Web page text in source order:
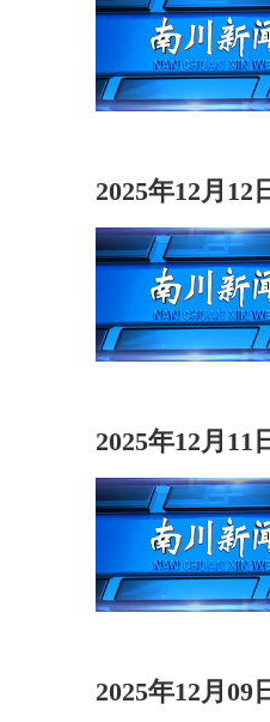
2025年12月12
2025年12月11
2025年12月09